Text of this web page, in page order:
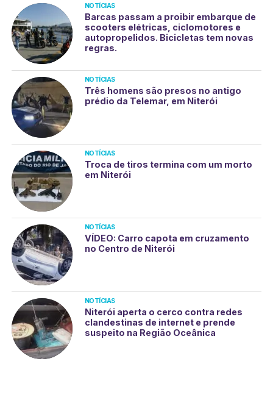
NOTÍCIAS
Barcas passam a proibir embarque de
scooters elétricas, ciclomotores e
autopropelidos. Bicicletas tem novas
regras.
NOTÍCIAS
Três homens são presos no antigo
prédio da Telemar, em Niterói
NOTÍCIAS
Troca de tiros termina com um morto
em Niterói
NOTÍCIAS
VÍDEO: Carro capota em cruzamento
no Centro de Niterói
NOTÍCIAS
Niterói aperta o cerco contra redes
clandestinas de internet e prende
suspeito na Região Oceânica